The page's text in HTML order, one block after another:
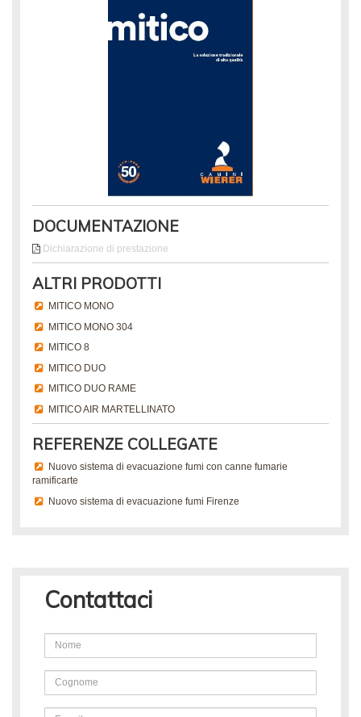
DOCUMENTAZIONE
Dichiarazione di prestazione
ALTRI PRODOTTI
MITICO MONO
MITICO MONO 304
MITICO 8
MITICO DUO
MITICO DUO RAME
MITICO AIR MARTELLINATO
REFERENZE COLLEGATE
Nuovo sistema di evacuazione fumi con canne fumarie
ramificarte
Nuovo sistema di evacuazione fumi Firenze
Contattaci